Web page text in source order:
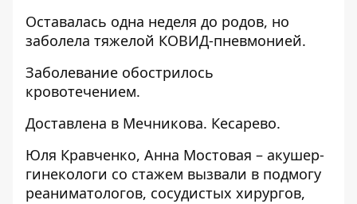
Оставалась одна неделя до родов, но
заболела тяжелой КОВИД-пневмонией.
Заболевание обострилось
кровотечением.
Доставлена в Мечникова. Кесарево.
Юля Кравченко, Анна Мостовая – акушер-
гинекологи со стажем вызвали в подмогу
реаниматологов, сосудистых хирургов,